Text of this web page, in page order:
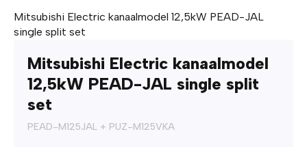
Mitsubishi Electric kanaalmodel 12,5kW PEAD-JAL
single split set
Mitsubishi Electric kanaalmodel
12,5kW PEAD-JAL single split
set
PEAD-M125JAL + PUZ-M125VKA